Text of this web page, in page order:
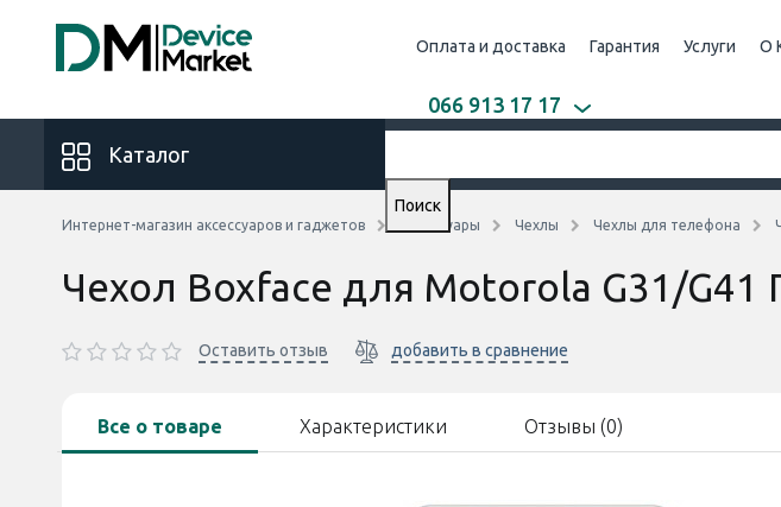
Оплата и доставка Гарантия Услуги О
066 913 17 17
Каталог
Поиск
Интернет-магазин аксессуаров и гаджетов Аксессуары Чехлы Чехлы для телефона
Чехол Boxface для Motorola G31/G41
Оставить отзыв добавить в сравнение
Все о товаре Характеристики Отзывы (0)